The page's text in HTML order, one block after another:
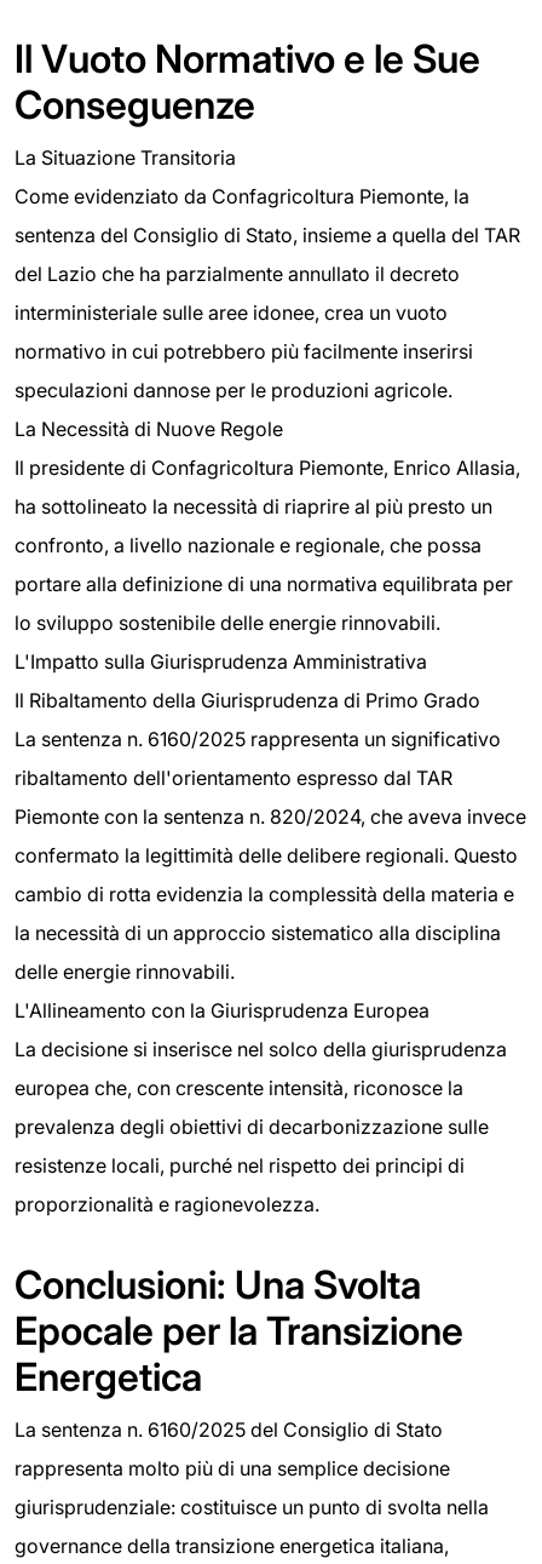
Il Vuoto Normativo e le Sue
Conseguenze
La Situazione Transitoria
Come evidenziato da Confagricoltura Piemonte, la
sentenza del Consiglio di Stato, insieme a quella del TAR
del Lazio che ha parzialmente annullato il decreto
interministeriale sulle aree idonee, crea un vuoto
normativo in cui potrebbero più facilmente inserirsi
speculazioni dannose per le produzioni agricole.
La Necessità di Nuove Regole
Il presidente di Confagricoltura Piemonte, Enrico Allasia,
ha sottolineato la necessità di riaprire al più presto un
confronto, a livello nazionale e regionale, che possa
portare alla definizione di una normativa equilibrata per
lo sviluppo sostenibile delle energie rinnovabili.
L'Impatto sulla Giurisprudenza Amministrativa
Il Ribaltamento della Giurisprudenza di Primo Grado
La sentenza n. 6160/2025 rappresenta un significativo
ribaltamento dell'orientamento espresso dal TAR
Piemonte con la sentenza n. 820/2024, che aveva invece
confermato la legittimità delle delibere regionali. Questo
cambio di rotta evidenzia la complessità della materia e
la necessità di un approccio sistematico alla disciplina
delle energie rinnovabili.
L'Allineamento con la Giurisprudenza Europea
La decisione si inserisce nel solco della giurisprudenza
europea che, con crescente intensità, riconosce la
prevalenza degli obiettivi di decarbonizzazione sulle
resistenze locali, purché nel rispetto dei principi di
proporzionalità e ragionevolezza.
Conclusioni: Una Svolta
Epocale per la Transizione
Energetica
La sentenza n. 6160/2025 del Consiglio di Stato
rappresenta molto più di una semplice decisione
giurisprudenziale: costituisce un punto di svolta nella
governance della transizione energetica italiana,